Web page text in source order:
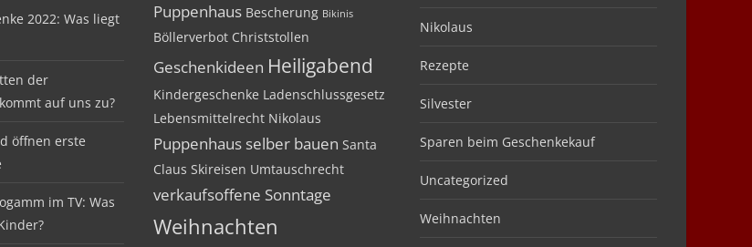
2022: Was liegt
der
auf uns zu?
öffnen erste
im TV: Was
Puppenhaus Bescherung Bikinis
Böllerverbot Christstollen
Geschenkideen Heiligabend
Kindergeschenke Ladenschlussgesetz
Lebensmittelrecht Nikolaus
Puppenhaus selber bauen Santa
Claus Skireisen Umtauschrecht
verkaufsoffene Sonntage
Weihnachten
Nikolaus
Rezepte
Silvester
Sparen beim Geschenkekauf
Uncategorized
Weihnachten